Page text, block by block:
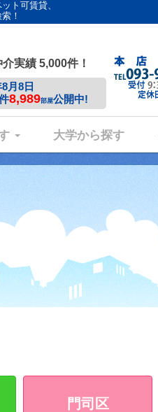
ト可賃貸、
！
実績 5,000件！
月8日
8,989部屋公開中!
大学から探す
門司区